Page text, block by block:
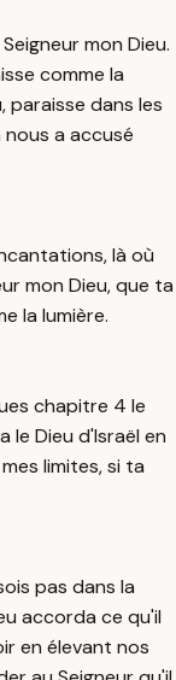
mon Dieu.
comme la
paraisse dans les
nous a accusé
là où
mon Dieu, que ta
la lumière.
chapitre 4 le
le Dieu d'Israël en
limites, si ta
pas dans la
accorda ce qu'il
en élevant nos